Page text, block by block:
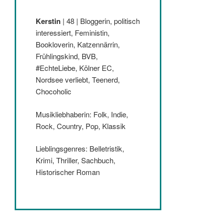
Kerstin | 48 | Bloggerin, politisch
interessiert, Feministin,
Bookloverin, Katzennärrin,
Frühlingskind, BVB,
#EchteLiebe, Kölner EC,
Nordsee verliebt, Teenerd,
Chocoholic
Musikliebhaberin: Folk, Indie,
Rock, Country, Pop, Klassik
Lieblingsgenres: Belletristik,
Krimi, Thriller, Sachbuch,
Historischer Roman